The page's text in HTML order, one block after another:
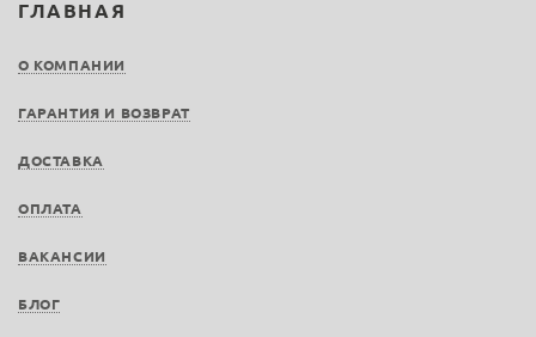
ГЛАВНАЯ
О КОМПАНИИ
ГАРАНТИЯ И ВОЗВРАТ
ДОСТАВКА
ОПЛАТА
ВАКАНСИИ
БЛОГ